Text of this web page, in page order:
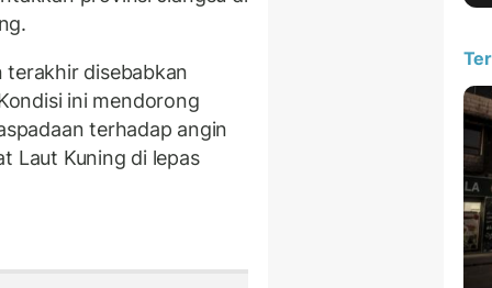
terakhir disebabkan
ini mendorong
terhadap angin
Laut Kuning di lepas